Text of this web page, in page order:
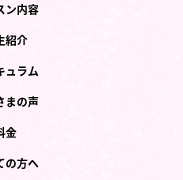
ン内容
紹介
ュラム
まの声
金
の方へ